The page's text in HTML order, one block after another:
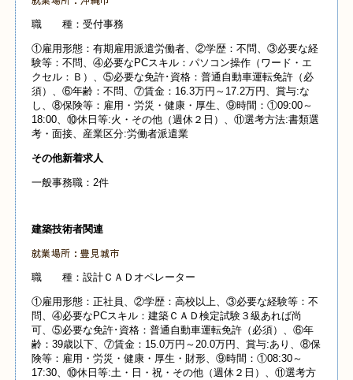
職 種：受付事務
①雇用形態：有期雇用派遣労働者、②学歴：不問、③必要な経
験等：不問、④必要なPCスキル：パソコン操作（ワード・エ
クセル：Ｂ）、⑤必要な免許･資格：普通自動車運転免許（必
須）、⑥年齢：不問、⑦賃金：16.3万円～17.2万円、賞与:な
し、⑧保険等：雇用・労災・健康・厚生、⑨時間：①09:00～
18:00、⑩休日等:火・その他（週休２日）、⑪選考方法:書類選
考・面接、産業区分:労働者派遣業
その他新着求人
一般事務職：2件
建築技術者関連
就業場所：豊見城市
職 種：設計ＣＡＤオペレーター
①雇用形態：正社員、②学歴：高校以上、③必要な経験等：不
問、④必要なPCスキル：建築ＣＡＤ検定試験３級あれば尚
可、⑤必要な免許･資格：普通自動車運転免許（必須）、⑥年
齢：39歳以下、⑦賃金：15.0万円～20.0万円、賞与:あり、⑧保
険等：雇用・労災・健康・厚生・財形、⑨時間：①08:30～
17:30、⑩休日等:土・日・祝・その他（週休２日）、⑪選考方